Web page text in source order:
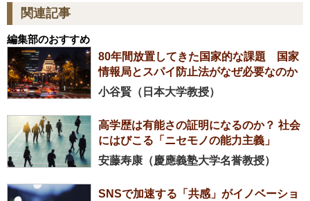
関連記事
編集部のおすすめ
80年間放置してきた国家的な課題 国家
情報局とスパイ防止法がなぜ必要なのか
小谷賢（日本大学教授）
高学歴は有能さの証明になるのか？ 社会
にはびこる「ニセモノの能力主義」
安藤寿康（慶應義塾大学名誉教授）
SNSで加速する「共感」がイノベーショ